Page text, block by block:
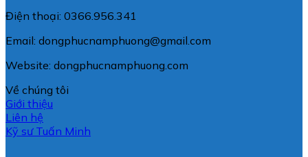
Điện thoại: 0366.956.341
Email: dongphucnamphuong@gmail.com
Website: dongphucnamphuong.com
Về chúng tôi
Giới thiệu
Liên hệ
Kỹ sư Tuấn Minh